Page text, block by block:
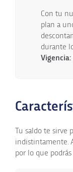
Con tu
plan a
durante
Vigencia:
Tu saldo te sirve
indistintamente.
por lo que